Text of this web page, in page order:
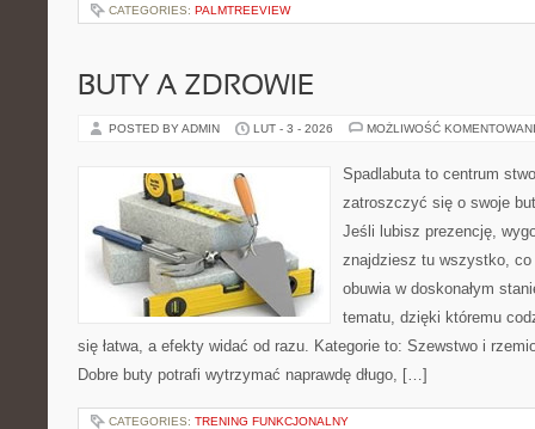
CATEGORIES: PALMTREEVIEW
BUTY A ZDROWIE
POSTED BY ADMIN LUT - 3 - 2026 MOŻLIWOŚĆ
Spadlabuta to centrum
zatroszczyć się o swoje
Jeśli lubisz prezencję,
znajdziesz tu wszystko, co
obuwia w doskonałym
tematu, dzięki któremu
się łatwa, a efekty widać od razu. Kategorie to: Szewstwo i
Dobre buty potrafi wytrzymać naprawdę długo, […]
CATEGORIES: TRENING FUNKCJONALNY